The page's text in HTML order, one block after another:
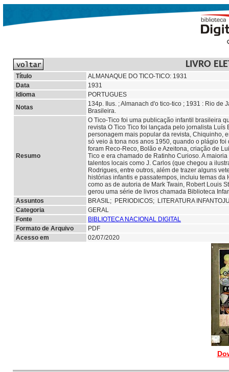
LIVRO
Título
ALMANAQUE DO TICO-TICO: 1931
Data
1931
Idioma
PORTUGUES
Notas
134p. Ilus. ; Almanach d'o tico-tico ; 1931 : Rio de
Brasileira.
Resumo
O Tico-Tico foi uma publicação infantil brasileira
revista O Tico Tico foi lançada pelo jornalista
personagem mais popular da revista, Chiquinho,
só veio à tona nos anos 1950, quando o plágio
foram Reco-Reco, Bolão e Azeitona, criação de
Tico e era chamado de Ratinho Curioso. A
talentos locais como J. Carlos (que chegou a
Rodrigues, entre outros, além de trazer alguns
histórias infantis e passatempos, incluiu temas
como as de autoria de Mark Twain, Robert Louis
gerou uma série de livros chamada Biblioteca
Assuntos
BRASIL; PERIODICOS; LITERATURA
Categoria
GERAL
Fonte
BIBLIOTECA NACIONAL DIGITAL
Formato de Arquivo
PDF
Acesso em
02/07/2020